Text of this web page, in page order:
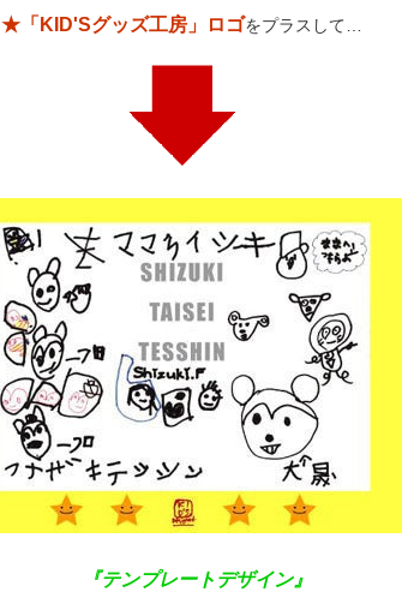
★「KID'Sグッズ工房」ロゴをプラスして…
『テンプレートデザイン』